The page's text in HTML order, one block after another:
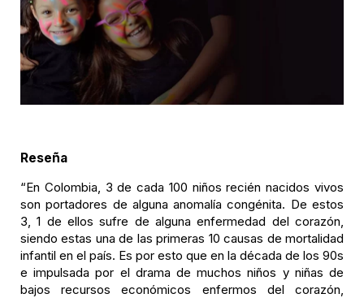
Reseña
“En Colombia, 3 de cada 100 niños recién nacidos vivos
son portadores de alguna anomalía congénita. De estos
3, 1 de ellos sufre de alguna enfermedad del corazón,
siendo estas una de las primeras 10 causas de mortalidad
infantil en el país. Es por esto que en la década de los 90s
e impulsada por el drama de muchos niños y niñas de
bajos recursos económicos enfermos del corazón,